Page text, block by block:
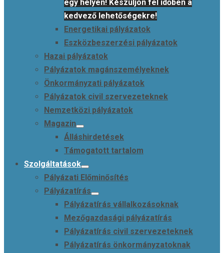
egy helyen! Készüljön fel időben a
kedvező lehetőségekre!
Energetikai pályázatok
Eszközbeszerzési pályázatok
Hazai pályázatok
Pályázatok magánszemélyeknek
Önkormányzati pályázatok
Pályázatok civil szervezeteknek
Nemzetközi pályázatok
Magazin
Álláshirdetések
Támogatott tartalom
Szolgáltatások
Pályázati Előminősítés
Pályázatírás
Pályázatírás vállalkozásoknak
Mezőgazdasági pályázatírás
Pályázatírás civil szervezeteknek
Pályázatírás önkormányzatoknak